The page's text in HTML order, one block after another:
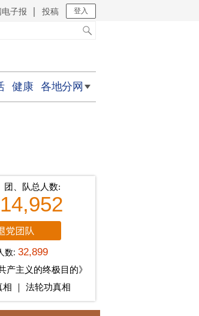
子报 投稿 登入
健康 各地分网
团、队总人数:
数:32,899
共产主义的终极目的》
相
法轮功真相